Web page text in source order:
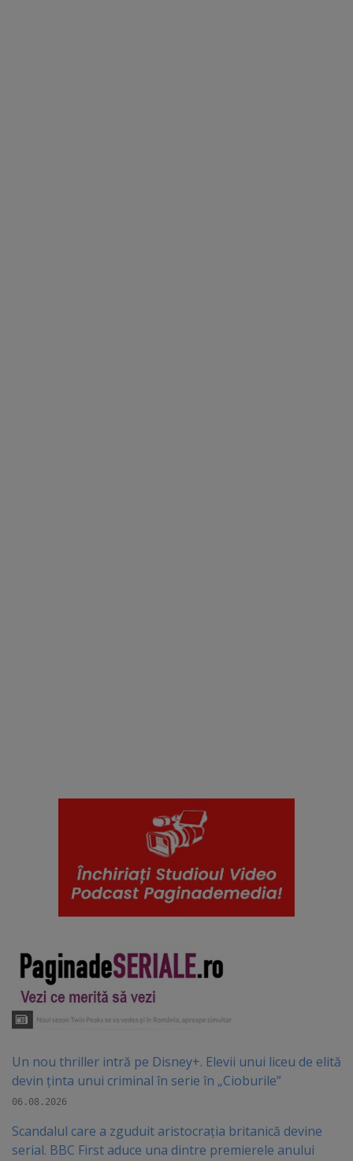
Un nou thriller intră pe Disney+. Elevii unui liceu de elită
devin ținta unui criminal în serie în „Cioburile”
06.08.2026
Scandalul care a zguduit aristocrația britanică devine
serial. BBC First aduce una dintre premierele anului